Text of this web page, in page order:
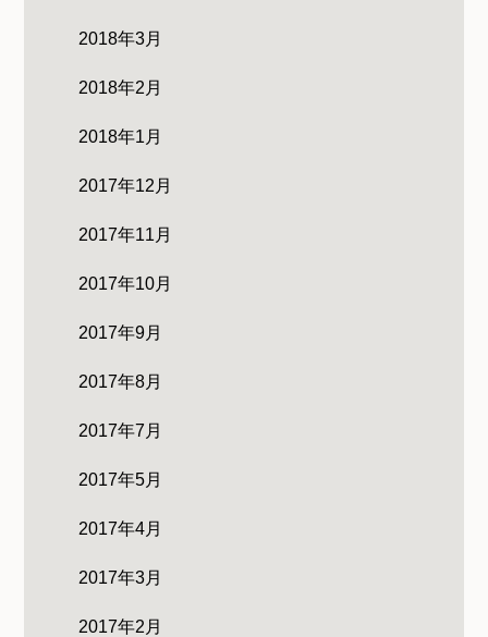
2018年3月
2018年2月
2018年1月
2017年12月
2017年11月
2017年10月
2017年9月
2017年8月
2017年7月
2017年5月
2017年4月
2017年3月
2017年2月